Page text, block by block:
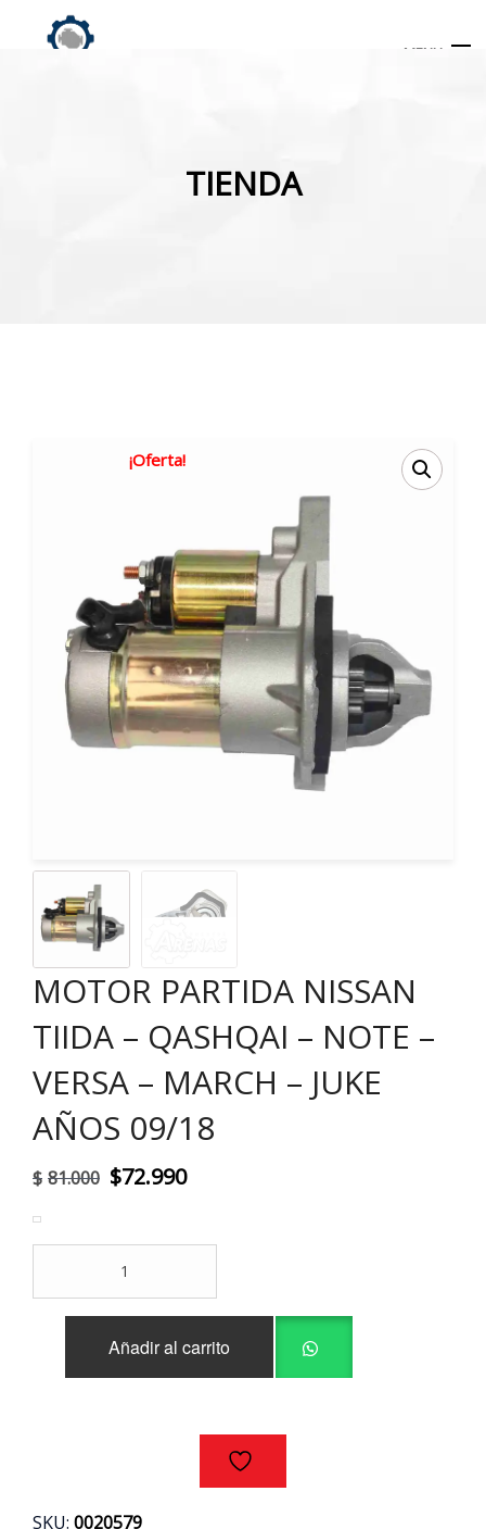
MENU
TIENDA
¡Oferta!
MOTOR PARTIDA NISSAN
TIIDA – QASHQAI – NOTE –
VERSA – MARCH – JUKE
AÑOS 09/18
$ 81.000 El
original
era:
$81.000.
$72.990El
actual
$72.990.
NISSAN
TIIDA
Añadir al carrito
SKU: 0020579